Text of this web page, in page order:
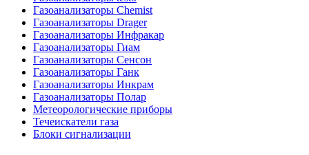
Газоанализаторы Chemist
Газоанализаторы Drager
Газоанализаторы Инфракар
Газоанализаторы Гиам
Газоанализаторы Сенсон
Газоанализаторы Ганк
Газоанализаторы Инкрам
Газоанализаторы Полар
Метеорологические приборы
Течеискатели газа
Блоки сигнализации